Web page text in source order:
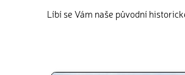
Líbí se Vám naše původní